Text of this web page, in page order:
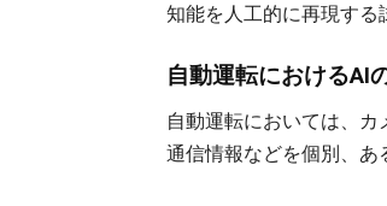
知能を人工的に再現する
自動運転におけるAI
自動運転においては、
通信情報などを個別、あ